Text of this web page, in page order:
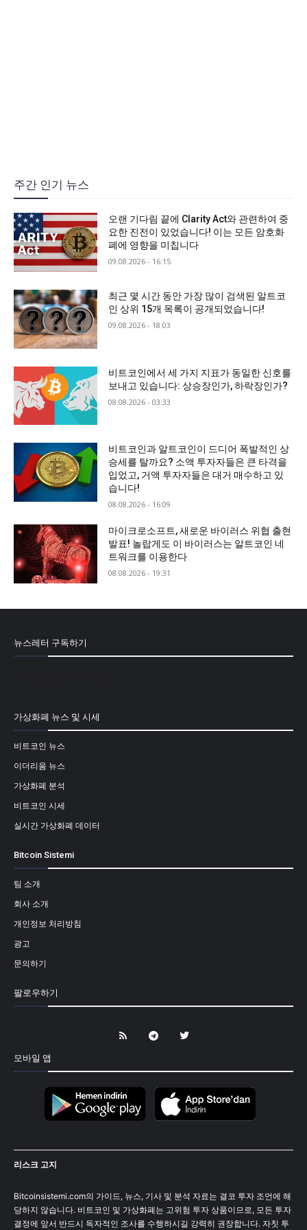
주간 인기 뉴스
오랜 기다림 끝에 Clarity Act와 관련하여 중
요한 진전이 있었습니다! 이는 모든 암호화
폐에 영향을 미칩니다
09.08.2026 - 16:15
최근 몇 시간 동안 가장 많이 검색된 알트코
인 상위 15개 목록이 공개되었습니다!
09.08.2026 - 18:03
비트코인에서 세 가지 지표가 동일한 신호를
보내고 있습니다: 상승장인가, 하락장인가?
08.08.2026 - 03:33
비트코인과 알트코인이 드디어 폭발적인 상
승세를 탈까요? 소액 투자자들은 큰 타격을
입었고, 거액 투자자들은 대거 매수하고 있
습니다!
08.08.2026 - 16:09
마이크로소프트, 새로운 바이러스 위협 출현
발표! 놀랍게도 이 바이러스는 알트코인 네
트워크를 이용한다
08.08.2026 - 19:31
뉴스레터 구독하기
가상화폐 뉴스 및 시세
비트코인 뉴스
이더리움 뉴스
가상화폐 분석
비트코인 시세
실시간 가상화폐 데이터
Bitcoin Sistemi
팀 소개
회사 소개
개인정보 처리방침
광고
문의하기
팔로우하기
모바일 앱
리스크 고지
Bitcoinsistemi.com의 가이드, 뉴스, 기사 및 분석 자료는 결코 투자 조언에 해
당하지 않습니다. 비트코인 및 가상화폐는 고위험 투자 상품이므로, 모든 투자
결정에 앞서 반드시 독자적인 조사를 수행하시길 강력히 권장합니다. 자칫 투